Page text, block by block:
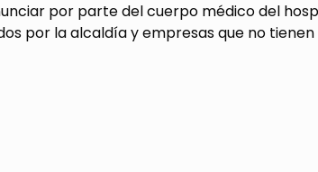
por parte del cuerpo médico del
por la alcaldía y empresas que no